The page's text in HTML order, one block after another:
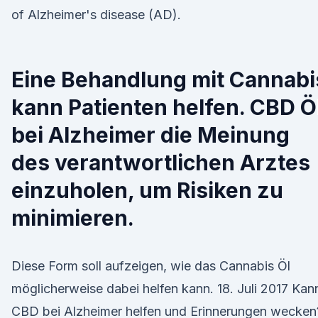
of Alzheimer's disease (AD).
Eine Behandlung mit
kann Patienten helfen. CBD
bei Alzheimer die Meinung
des verantwortlichen Arztes
einzuholen, um Risiken zu
minimieren.
Diese Form soll aufzeigen, wie das Cannabis Öl
möglicherweise dabei helfen kann. 18. Juli 2017
CBD bei Alzheimer helfen und Erinnerungen